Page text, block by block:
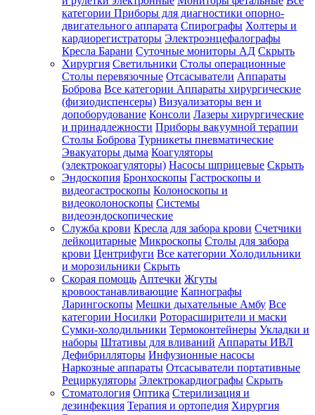
категории Приборы для диагностики опорно-
двигательного аппарата Спирографы Холтеры и
кардиорегистраторы Электроэнцефалографы
Кресла Барани Суточные мониторы АД Скрыть
Хирургия Светильники Столы операционные
Столы перевязочные Отсасыватели Аппараты
Боброва Все категории Аппараты хирургические
(физиодиспенсеры) Визуализаторы вен и
допоборудование Консоли Лазеры хирургические
и принадлежности Приборы вакуумной терапии
Столы Боброва Турникеты пневматические
Эвакуаторы дыма Коагуляторы
(электрокоагуляторы) Насосы шприцевые Скрыть
Эндоскопия Бронхоскопы Гастроскопы и
видеогастроскопы Колоноскопы и
видеоколоноскопы Системы
видеоэндоскопические
Служба крови Кресла для забора крови Счетчики
лейкоцитарные Микроскопы Столы для забора
крови Центрифуги Все категории Холодильники
и морозильники Скрыть
Скорая помощь Аптечки Жгуты
кровоостанавливающие Капнографы
Ларингоскопы Мешки дыхательные Амбу Все
категории Носилки Роторасширители и маски
Сумки-холодильники Термоконтейнеры Укладки и
наборы Штативы для вливаний Аппараты ИВЛ
Дефибрилляторы Инфузионные насосы
Наркозные аппараты Отсасыватели портативные
Рециркуляторы Электрокардиографы Скрыть
Стоматология Оптика Стерилизация и
дезинфекция Терапия и ортопедия Хирургия